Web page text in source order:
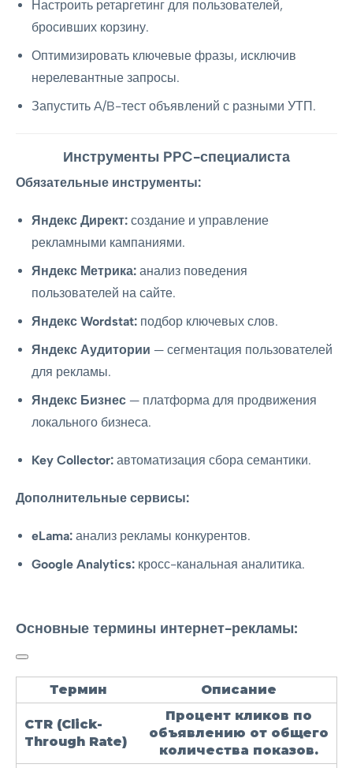
Настроить ретаргетинг для пользователей,
бросивших корзину.
Оптимизировать ключевые фразы, исключив
нерелевантные запросы.
Запустить A/B-тест объявлений с разными УТП.
Инструменты PPC-специалиста
Обязательные инструменты:
Яндекс Директ: создание и управление
рекламными кампаниями.
Яндекс Метрика: анализ поведения
пользователей на сайте.
Яндекс Wordstat: подбор ключевых слов.
Яндекс Аудитории — сегментация пользователей
для рекламы.
Яндекс Бизнес — платформа для продвижения
локального бизнеса.
Key Collector: автоматизация сбора семантики.
Дополнительные сервисы:
eLama: анализ рекламы конкурентов.
Google Analytics: кросс-канальная аналитика.
Основные термины интернет-рекламы:
Термин Описание
CTR (Click-
Through Rate)
Процент кликов по
объявлению от общего
количества показов.